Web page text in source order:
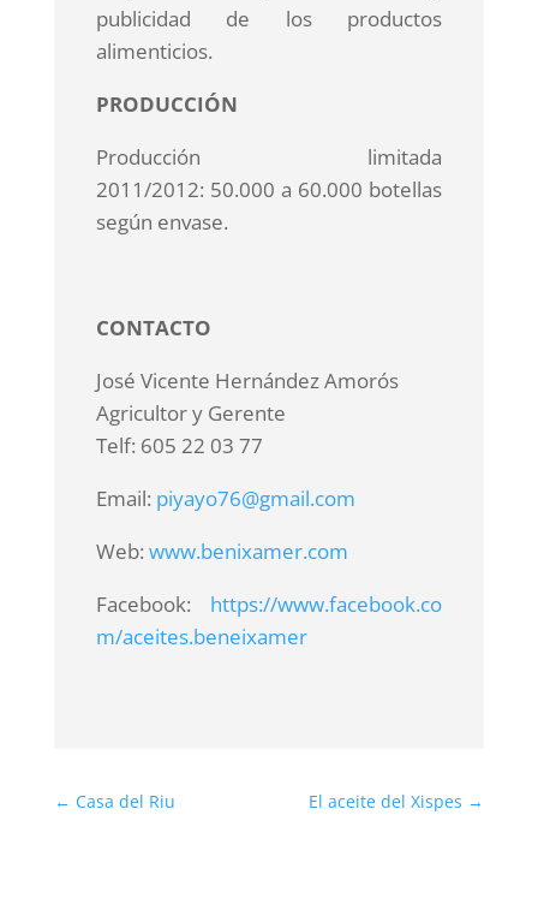
publicidad de los productos
alimenticios.
PRODUCCIÓN
Producción limitada
2011/2012: 50.000 a 60.000 botellas
según envase.
CONTACTO
José Vicente Hernández Amorós
Agricultor y Gerente
Telf: 605 22 03 77
Email: piyayo76@gmail.com
Web: www.benixamer.com
Facebook: https://www.facebook.co
m/aceites.beneixamer
← Casa del Riu El aceite del Xispes →